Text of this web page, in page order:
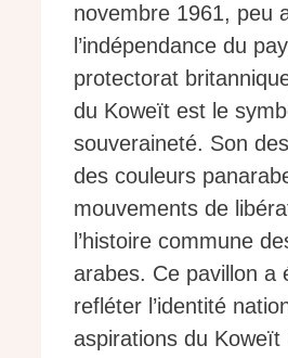
novembre 1961, peu
l’indépendance du
protectorat
du Koweït est le
souveraineté. Son
des couleurs
mouvements de
l’histoire commune
arabes. Ce pavillon a
refléter l’identité
aspirations du Koweït